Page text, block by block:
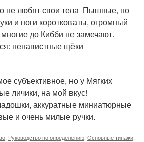
не любят свои тела Пышные, но
и ноги коротковаты, огромный
до Кибби не замечают.
ненавистные щёки
субъективное, но у Мягких
личики, на мой вкус!
аккуратные миниатюрные
и очень милые ручки.
Руководство по определению Основные типажи